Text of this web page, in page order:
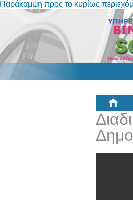
Παράκαμψη προς το κυρίως